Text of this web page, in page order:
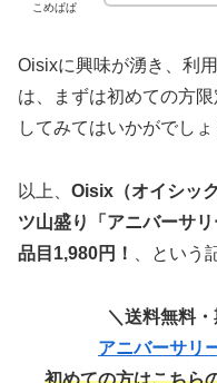
こめぱぱ
Oisixに興味が湧き、利
は、まずは初めての方
してみてはいかがでしょ
以上、 Oisix（オイシッ
ツ山盛り「アニバーサ
品目1,980円！
、という
＼送料無料
アニバーサリ
初めての方はこちら